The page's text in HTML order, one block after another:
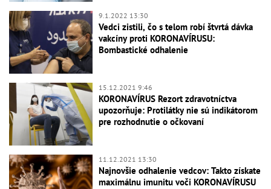
9.1.2022 13:30
Vedci zistili, čo s telom robí štvrtá dávka
vakcíny proti KORONAVÍRUSU:
Bombastické odhalenie
15.12.2021 9:46
KORONAVÍRUS Rezort zdravotníctva
upozorňuje: Protilátky nie sú indikátorom
pre rozhodnutie o očkovaní
11.12.2021 13:30
Najnovšie odhalenie vedcov: Takto získate
maximálnu imunitu voči KORONAVÍRUSU